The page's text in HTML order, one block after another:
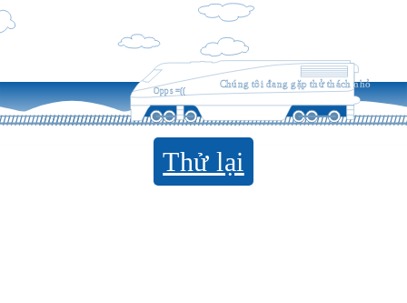
Opps =((
Chúng tôi đang gặp thử thách nhỏ
Thử lại